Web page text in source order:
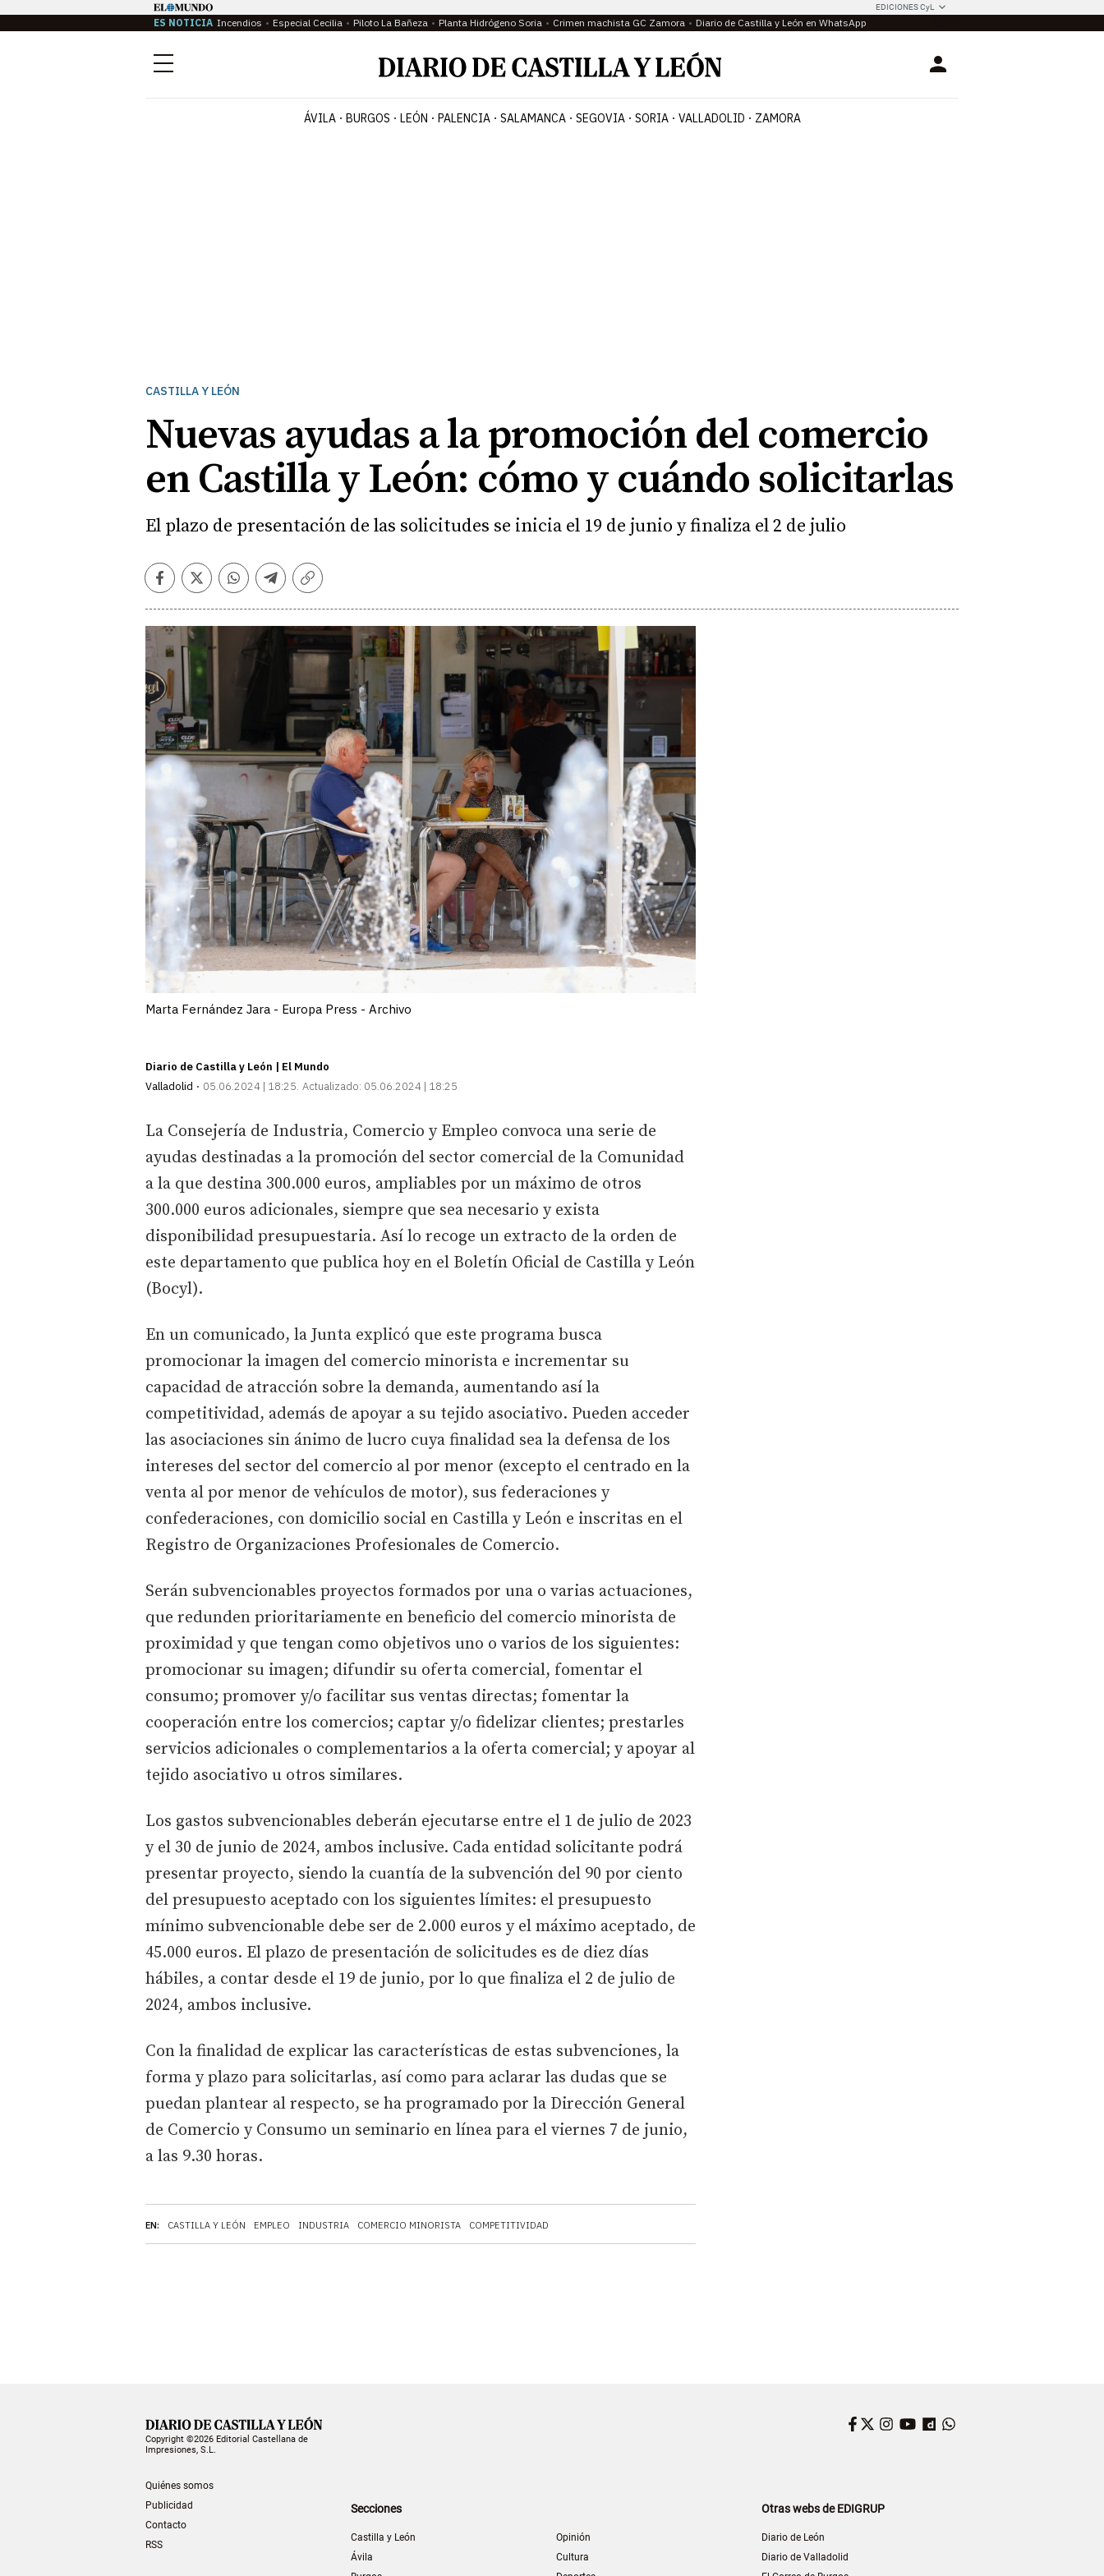
EDICIONES CyL
ES NOTICIA Incendios Especial Cecilia Piloto La Bañeza Planta Hidrógeno Soria Crimen machista GC Zamora Diario de Castilla y León en WhatsApp
Menú Login
ÁVILA BURGOS LEÓN PALENCIA SALAMANCA SEGOVIA SORIA VALLADOLID ZAMORA
CASTILLA Y LEÓN
Nuevas ayudas a la promoción del comercio
en Castilla y León: cómo y cuándo solicitarlas
El plazo de presentación de las solicitudes se inicia el 19 de junio y finaliza el 2 de julio
Facebook
TwitterWhatsapp
Telegram
Copiar
Marta Fernández Jara - Europa Press - Archivo
Diario de Castilla y León | El Mundo
Valladolid
05.06.2024 | 18:25 Actualizado: 05.06.2024 | 18:25
EN: CASTILLA Y LEÓN EMPLEO INDUSTRIA COMERCIO MINORISTA COMPETITIVIDAD
La Consejería de Industria, Comercio y Empleo convoca una serie de
ayudas destinadas a la promoción del sector comercial de la Comunidad
a la que destina 300.000 euros, ampliables por un máximo de otros
300.000 euros adicionales, siempre que sea necesario y exista
disponibilidad presupuestaria. Así lo recoge un extracto de la orden de
este departamento que publica hoy en el Boletín Oficial de Castilla y León
(Bocyl).
En un comunicado, la Junta explicó que este programa busca
promocionar la imagen del comercio minorista e incrementar su
capacidad de atracción sobre la demanda, aumentando así la
competitividad, además de apoyar a su tejido asociativo. Pueden acceder
las asociaciones sin ánimo de lucro cuya finalidad sea la defensa de los
intereses del sector del comercio al por menor (excepto el centrado en la
venta al por menor de vehículos de motor), sus federaciones y
confederaciones, con domicilio social en Castilla y León e inscritas en el
Registro de Organizaciones Profesionales de Comercio.
Serán subvencionables proyectos formados por una o varias actuaciones,
que redunden prioritariamente en beneficio del comercio minorista de
proximidad y que tengan como objetivos uno o varios de los siguientes:
promocionar su imagen; difundir su oferta comercial, fomentar el
consumo; promover y/o facilitar sus ventas directas; fomentar la
cooperación entre los comercios; captar y/o fidelizar clientes; prestarles
servicios adicionales o complementarios a la oferta comercial; y apoyar al
tejido asociativo u otros similares.
Los gastos subvencionables deberán ejecutarse entre el 1 de julio de 2023
y el 30 de junio de 2024, ambos inclusive. Cada entidad solicitante podrá
presentar proyecto, siendo la cuantía de la subvención del 90 por ciento
del presupuesto aceptado con los siguientes límites: el presupuesto
mínimo subvencionable debe ser de 2.000 euros y el máximo aceptado, de
45.000 euros. El plazo de presentación de solicitudes es de diez días
hábiles, a contar desde el 19 de junio, por lo que finaliza el 2 de julio de
2024, ambos inclusive.
Con la finalidad de explicar las características de estas subvenciones, la
forma y plazo para solicitarlas, así como para aclarar las dudas que se
puedan plantear al respecto, se ha programado por la Dirección General
de Comercio y Consumo un seminario en línea para el viernes 7 de junio,
a las 9.30 horas.
Copyright ©2026 Editorial Castellana de
Impresiones, S.L.
Quiénes somos
Publicidad
Contacto
RSS
Facebook
Twitter
Instagram
YouTube
Dailymotion
Secciones
Castilla y León
Ávila
Opinión
Cultura
Otras webs de EDIGRUP
Diario de León
Diario de Valladolid